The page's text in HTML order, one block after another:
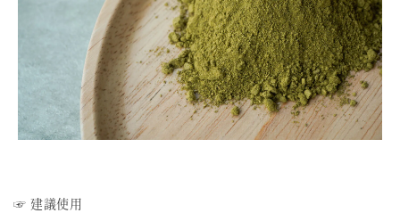
☞ 建議使用